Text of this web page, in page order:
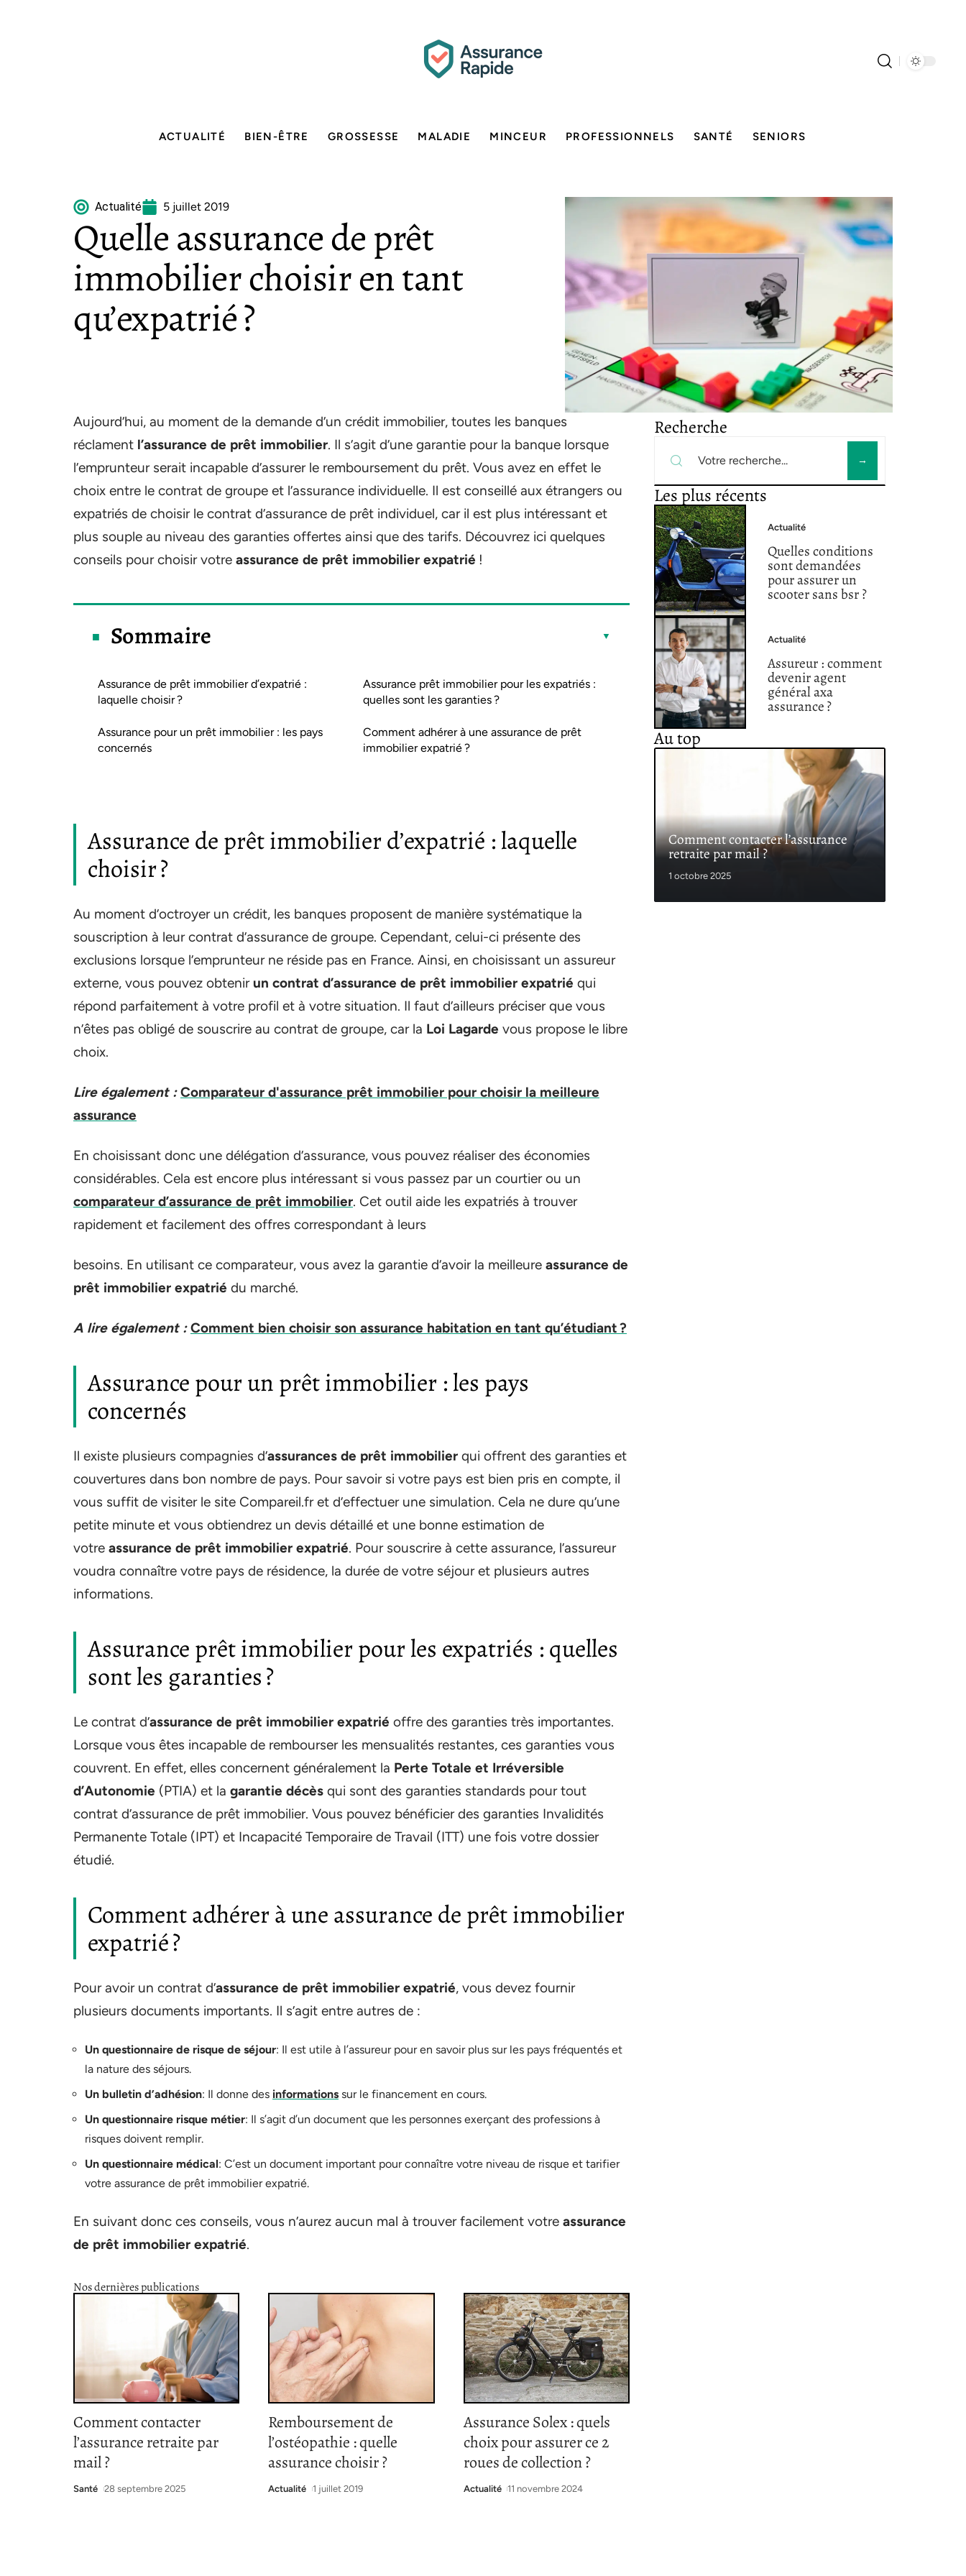
ACTUALITÉ BIEN-ÊTRE GROSSESSE MALADIE MINCEUR PROFESSIONNELS SANTÉ SENIORS
Actualité 5 juillet 2019
Quelle assurance de prêt
immobilier choisir en tant
qu’expatrié ?
Aujourd’hui, au moment de la demande d’un crédit immobilier, toutes les banques
réclament l’assurance de prêt immobilier. Il s’agit d’une garantie pour la banque lorsque
l’emprunteur serait incapable d’assurer le remboursement du prêt. Vous avez en effet le
choix entre le contrat de groupe et l’assurance individuelle. Il est conseillé aux étrangers ou
expatriés de choisir le contrat d’assurance de prêt individuel, car il est plus intéressant et
plus souple au niveau des garanties offertes ainsi que des tarifs. Découvrez ici quelques
conseils pour choisir votre assurance de prêt immobilier expatrié !
Sommaire
Assurance de prêt immobilier d’expatrié :
laquelle choisir ?
Assurance pour un prêt immobilier : les pays
concernés
Assurance prêt immobilier pour les expatriés :
quelles sont les garanties ?
Comment adhérer à une assurance de prêt
immobilier expatrié ?
Assurance de prêt immobilier d’expatrié : laquelle
choisir ?
Au moment d’octroyer un crédit, les banques proposent de manière systématique la
souscription à leur contrat d’assurance de groupe. Cependant, celui-ci présente des
exclusions lorsque l’emprunteur ne réside pas en France. Ainsi, en choisissant un assureur
externe, vous pouvez obtenir un contrat d’assurance de prêt immobilier expatrié qui
répond parfaitement à votre profil et à votre situation. Il faut d’ailleurs préciser que vous
n’êtes pas obligé de souscrire au contrat de groupe, car la Loi Lagarde vous propose le libre
choix.
Lire également : Comparateur d'assurance prêt immobilier pour choisir la meilleure
assurance
En choisissant donc une délégation d’assurance, vous pouvez réaliser des économies
considérables. Cela est encore plus intéressant si vous passez par un courtier ou un
comparateur d’assurance de prêt immobilier. Cet outil aide les expatriés à trouver
rapidement et facilement des offres correspondant à leurs
besoins. En utilisant ce comparateur, vous avez la garantie d’avoir la meilleure assurance de
prêt immobilier expatrié du marché.
A lire également : Comment bien choisir son assurance habitation en tant qu’étudiant ?
Assurance pour un prêt immobilier : les pays
concernés
Il existe plusieurs compagnies d’assurances de prêt immobilier qui offrent des garanties et
couvertures dans bon nombre de pays. Pour savoir si votre pays est bien pris en compte, il
vous suffit de visiter le site Compareil.fr et d’effectuer une simulation. Cela ne dure qu’une
petite minute et vous obtiendrez un devis détaillé et une bonne estimation de
votre assurance de prêt immobilier expatrié. Pour souscrire à cette assurance, l’assureur
voudra connaître votre pays de résidence, la durée de votre séjour et plusieurs autres
informations.
Assurance prêt immobilier pour les expatriés : quelles
sont les garanties ?
Le contrat d’assurance de prêt immobilier expatrié offre des garanties très importantes.
Lorsque vous êtes incapable de rembourser les mensualités restantes, ces garanties vous
couvrent. En effet, elles concernent généralement la Perte Totale et Irréversible
d’Autonomie (PTIA) et la garantie décès qui sont des garanties standards pour tout
contrat d’assurance de prêt immobilier. Vous pouvez bénéficier des garanties Invalidités
Permanente Totale (IPT) et Incapacité Temporaire de Travail (ITT) une fois votre dossier
étudié.
Comment adhérer à une assurance de prêt immobilier
expatrié ?
Pour avoir un contrat d’assurance de prêt immobilier expatrié, vous devez fournir
plusieurs documents importants. Il s’agit entre autres de :
Un questionnaire de risque de séjour: Il est utile à l’assureur pour en savoir plus sur les pays fréquentés et
la nature des séjours.
Un bulletin d’adhésion: Il donne des informations sur le financement en cours.
Un questionnaire risque métier: Il s’agit d’un document que les personnes exerçant des professions à
risques doivent remplir.
Un questionnaire médical: C’est un document important pour connaître votre niveau de risque et tarifier
votre assurance de prêt immobilier expatrié.
En suivant donc ces conseils, vous n’aurez aucun mal à trouver facilement votre assurance
de prêt immobilier expatrié.
Nos dernières publications
Comment contacter
l’assurance retraite par
mail ?
Santé 28 septembre 2025
Remboursement de
l’ostéopathie : quelle
assurance choisir ?
Actualité 1 juillet 2019
Assurance Solex : quels
choix pour assurer ce 2
roues de collection ?
Actualité 11 novembre 2024
Recherche
Les plus récents
Actualité
Quelles conditions
sont demandées
pour assurer un
scooter sans bsr ?
Actualité
Assureur : comment
devenir agent
général axa
assurance ?
Au top
Comment contacter l’assurance
retraite par mail ?
1 octobre 2025